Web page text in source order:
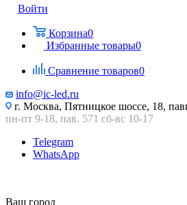
Войти
Корзина0
Избранные товары0
Сравнение товаров0
info@ic-led.ru
г. Москва, Пятницкое шоссе, 18,
пн-пт 9-18, пав. 571 сб-вс 10-17
Telegram
WhatsApp
Ваш город